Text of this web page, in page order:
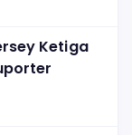
Ketiga